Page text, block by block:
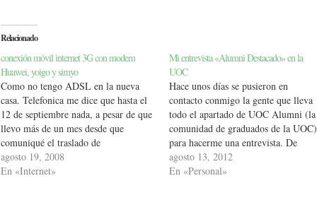
Relacionado
conexión móvil internet 3G con modem
Huawei, yoigo y simyo
Como no tengo ADSL en la nueva
casa. Telefonica me dice que hasta el
12 de septiembre nada, a pesar de que
llevo más de un mes desde que
comuniqué el traslado de
línea(puaagh!). Tengo que
ingeniármelas para conectarme. Estas
agosto 19, 2008
En «Internet»
Mi entrevista «Alumni Destacado» en la
UOC
Hace unos días se pusieron en
contacto conmigo la gente que lleva
todo el apartado de UOC Alumni (la
comunidad de graduados de la UOC)
para hacerme una entrevista. De
forma periódica seleccionan a un
estudiante de la UOC para que cuente
agosto 13, 2012
En «Personal»